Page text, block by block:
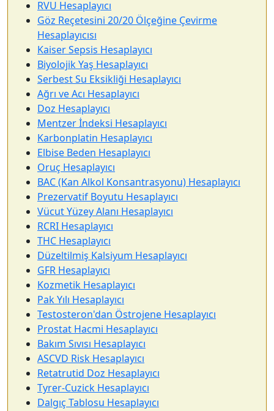
RVU Hesaplayıcı
Göz Reçetesini 20/20 Ölçeğine Çevirme
Hesaplayıcısı
Kaiser Sepsis Hesaplayıcı
Biyolojik Yaş Hesaplayıcı
Serbest Su Eksikliği Hesaplayıcı
Ağrı ve Acı Hesaplayıcı
Doz Hesaplayıcı
Mentzer İndeksi Hesaplayıcı
Karbonplatin Hesaplayıcı
Elbise Beden Hesaplayıcı
Oruç Hesaplayıcı
BAC (Kan Alkol Konsantrasyonu) Hesaplayıcı
Prezervatif Boyutu Hesaplayıcı
Vücut Yüzey Alanı Hesaplayıcı
RCRI Hesaplayıcı
THC Hesaplayıcı
Düzeltilmiş Kalsiyum Hesaplayıcı
GFR Hesaplayıcı
Kozmetik Hesaplayıcı
Pak Yılı Hesaplayıcı
Testosteron'dan Östrojene Hesaplayıcı
Prostat Hacmi Hesaplayıcı
Bakım Sıvısı Hesaplayıcı
ASCVD Risk Hesaplayıcı
Retatrutid Doz Hesaplayıcı
Tyrer-Cuzick Hesaplayıcı
Dalgıç Tablosu Hesaplayıcı